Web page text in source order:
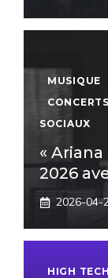
MUSIQUE
SOCIAUX
«
2026
2026-04-
HIGH TECH